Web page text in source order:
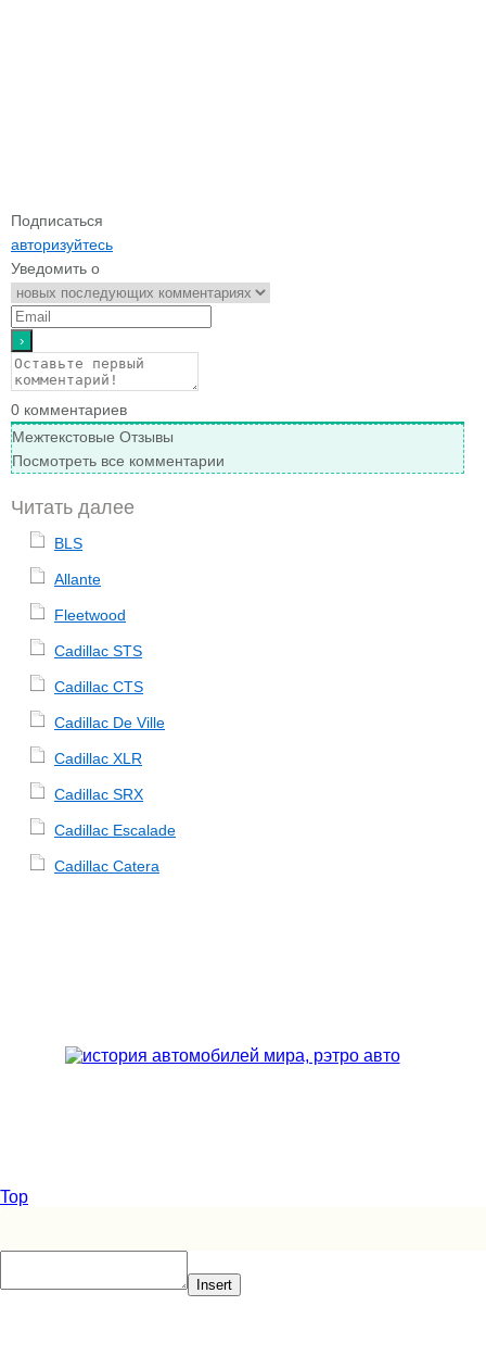
Подписаться
авторизуйтесь
Уведомить о
0 комментариев
Межтекстовые Отзывы
Посмотреть все комментарии
Читать далее
BLS
Allante
Fleetwood
Cadillac STS
Cadillac CTS
Cadillac De Ville
Cadillac XLR
Cadillac SRX
Cadillac Escalade
Cadillac Catera
Top
Insert